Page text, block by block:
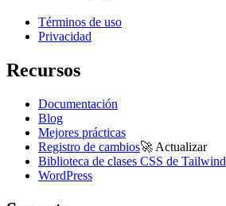
Términos de uso
Privacidad
Recursos
Documentación
Blog
Mejores prácticas
Registro de cambios🚀 Actualizar
Biblioteca de clases CSS de Tailwind
WordPress